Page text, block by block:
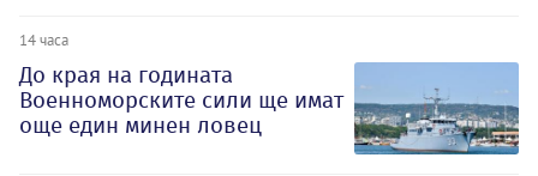
14 часа
До края на годината
Военноморските сили ще имат
още един минен ловец